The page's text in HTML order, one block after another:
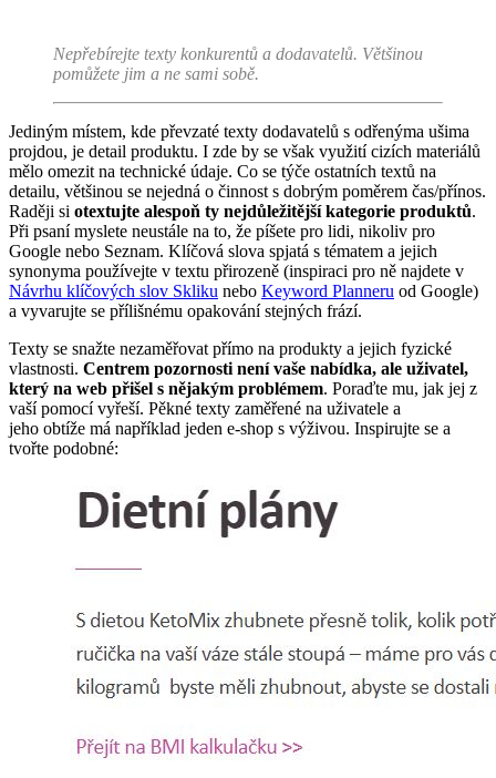
Nepřebírejte texty konkurentů a dodavatelů. Většinou
pomůžete jim a ne sami sobě.
Jediným místem, kde převzaté texty dodavatelů s odřenýma ušima
projdou, je detail produktu. I zde by se však využití cizích materiálů
mělo omezit na technické údaje. Co se týče ostatních textů na
detailu, většinou se nejedná o činnost s dobrým poměrem čas/přínos.
Raději si otextujte alespoň ty nejdůležitější kategorie produktů.
Při psaní myslete neustále na to, že píšete pro lidi, nikoliv pro
Google nebo Seznam. Klíčová slova spjatá s tématem a jejich
synonyma používejte v textu přirozeně (inspiraci pro ně najdete v
Návrhu klíčových slov Skliku nebo Keyword Planneru od Google)
a vyvarujte se přílišnému opakování stejných frází.
Texty se snažte nezaměřovat přímo na produkty a jejich fyzické
vlastnosti. Centrem pozornosti není vaše nabídka, ale uživatel,
který na web přišel s nějakým problémem. Poraďte mu, jak jej z
vaší pomocí vyřeší. Pěkné texty zaměřené na uživatele a
jeho obtíže má například jeden e-shop s výživou. Inspirujte se a
tvořte podobné: